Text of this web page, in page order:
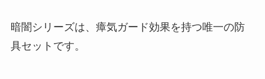
暗闇シリーズは、瘴気ガード効果を持つ唯一の防
具セットです。